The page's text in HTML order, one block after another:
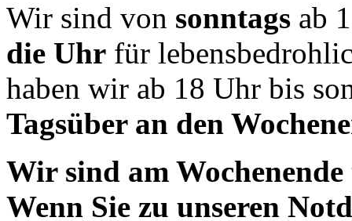
Wir sind von sonntags ab
die Uhr für
haben wir ab 18 Uhr bis
Tagsüber an den
Wir sind am
Wenn Sie zu unseren